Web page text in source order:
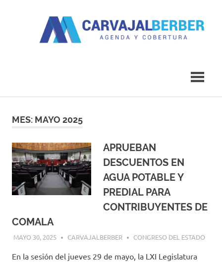
MES: MAYO 2025
APRUEBAN
DESCUENTOS EN
AGUA POTABLE Y
PREDIAL PARA
CONTRIBUYENTES DE
COMALA
MAYO 30, 2025 CARVAJALBERBER CONGRESO DEL ESTADO
En la sesión del jueves 29 de mayo, la LXI Legislatura